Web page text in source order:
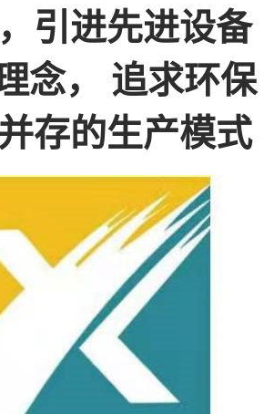
引进先进设备
念， 追求环保
存的生产模式